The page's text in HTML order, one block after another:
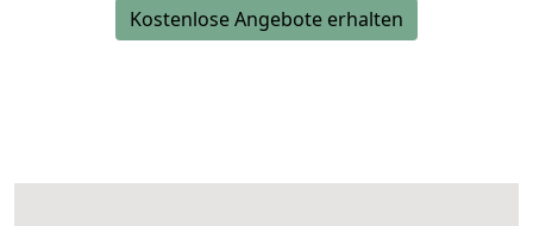
Kostenlose Angebote erhalten